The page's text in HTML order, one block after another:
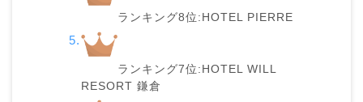
ランキング8位:HOTEL PIERRE
ランキング7位:HOTEL WILL
RESORT 鎌倉